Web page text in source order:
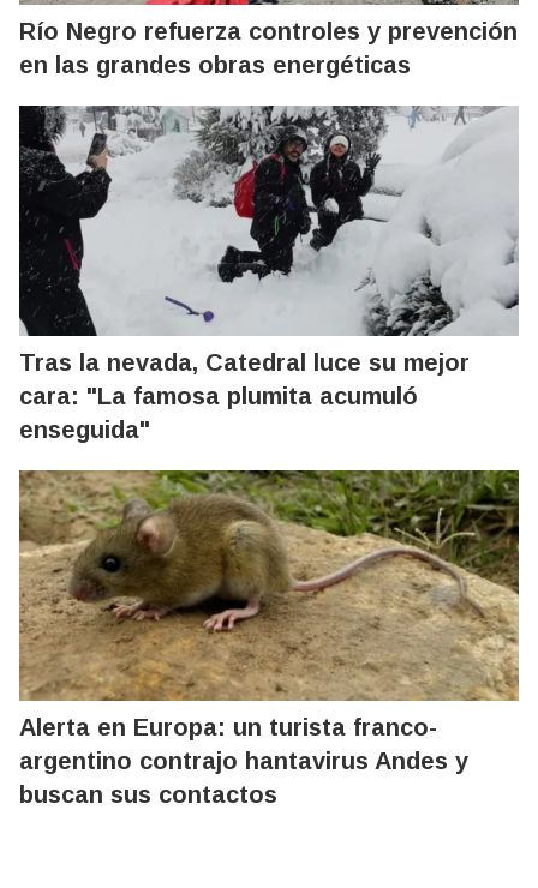
Río Negro refuerza controles y prevención
en las grandes obras energéticas
Tras la nevada, Catedral luce su mejor
cara: "La famosa plumita acumuló
enseguida"
Alerta en Europa: un turista franco-
argentino contrajo hantavirus Andes y
buscan sus contactos